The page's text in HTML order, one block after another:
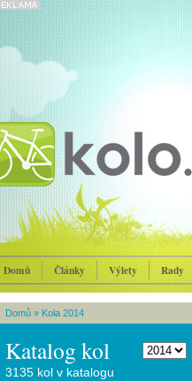
Domů Články Výlety Rady
Domů » Kola 2014
Katalog kol
3135 kol v katalogu